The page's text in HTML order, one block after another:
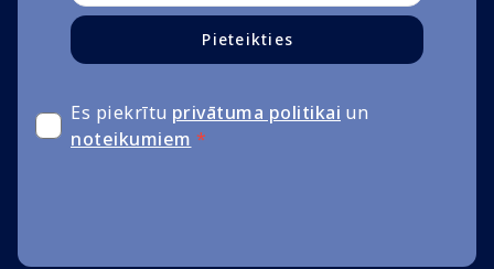
Pieteikties
Es piekrītu privātuma politikai un
noteikumiem *